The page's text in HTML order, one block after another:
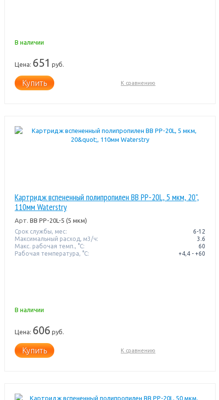
В наличии
Цена: 651 руб.
Купить К сравнению
Картридж вспененный полипропилен BB PP-20L, 5 мкм, 20",
110мм Waterstry
Арт. BB PP-20L-5 (5 мкм)
Срок службы, мес:
6-12
Максимальный расход, м3/ч:
3.6
Макс. рабочая темп., °С:
60
Рабочая температура, °C:
+4,4 - +60
В наличии
Цена: 606 руб.
Купить К сравнению